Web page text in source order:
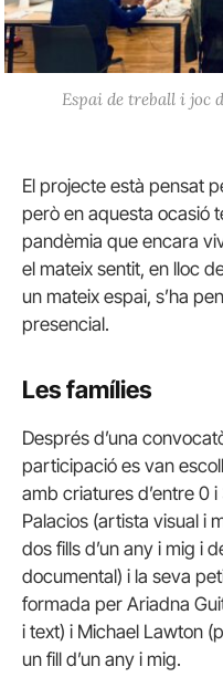
Espai de treball i joc
El projecte està pensat
però en aquesta ocasió
pandèmia que encara
el mateix sentit, en lloc
un mateix espai, s’ha
presencial.
Les famílies
Després d’una
participació es van
amb criatures d’entre 0
Palacios (artista visual i
dos fills d’un any i mig i
documental) i la seva
formada per Ariadna
i text) i Michael Lawton
un fill d’un any i mig.